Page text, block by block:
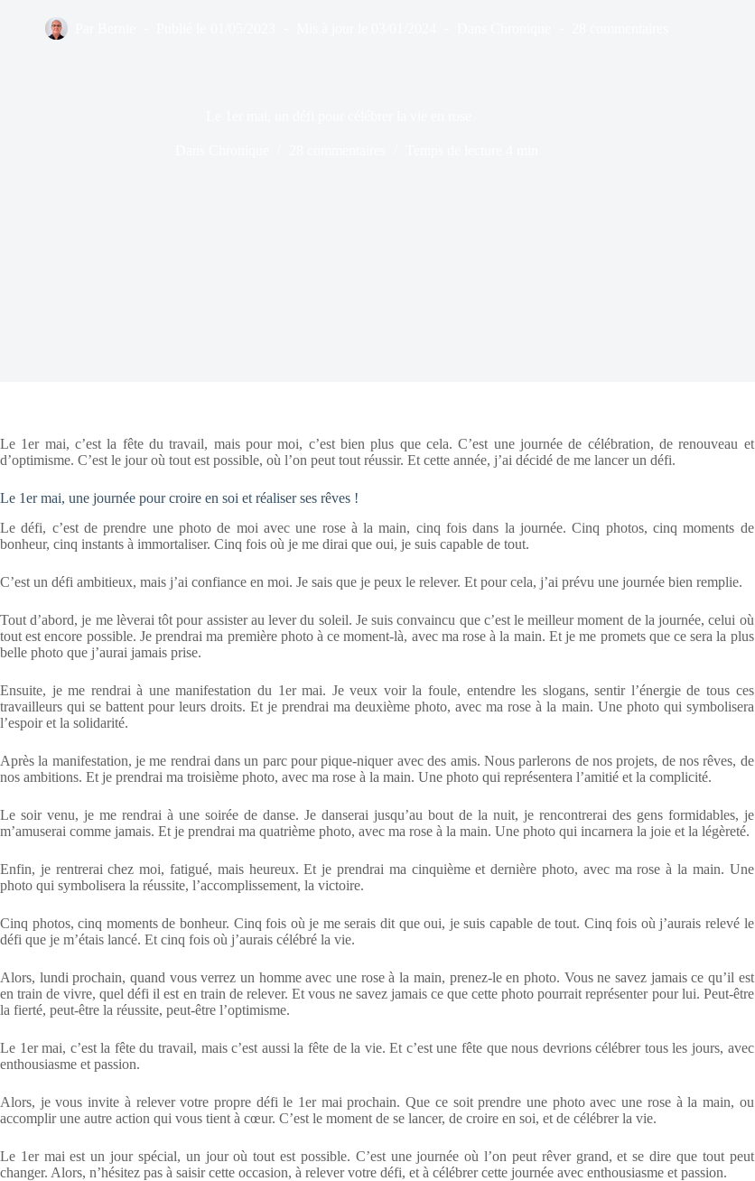
Le 1er mai, c’est la fête du travail, mais pour moi, c’est bien plus que cela. C’est une journée de célébration, de renouveau et
d’optimisme. C’est le jour où tout est possible, où l’on peut tout réussir. Et cette année, j’ai décidé de me lancer un défi.
Le 1er mai, une journée pour croire en soi et réaliser ses rêves !
Le défi, c’est de prendre une photo de moi avec une rose à la main, cinq fois dans la journée. Cinq photos, cinq moments de
bonheur, cinq instants à immortaliser. Cinq fois où je me dirai que oui, je suis capable de tout.
C’est un défi ambitieux, mais j’ai confiance en moi. Je sais que je peux le relever. Et pour cela, j’ai prévu une journée bien remplie.
Tout d’abord, je me lèverai tôt pour assister au lever du soleil. Je suis convaincu que c’est le meilleur moment de la journée, celui où
tout est encore possible. Je prendrai ma première photo à ce moment-là, avec ma rose à la main. Et je me promets que ce sera la plus
belle photo que j’aurai jamais prise.
Ensuite, je me rendrai à une manifestation du 1er mai. Je veux voir la foule, entendre les slogans, sentir l’énergie de tous ces
travailleurs qui se battent pour leurs droits. Et je prendrai ma deuxième photo, avec ma rose à la main. Une photo qui symbolisera
l’espoir et la solidarité.
Après la manifestation, je me rendrai dans un parc pour pique-niquer avec des amis. Nous parlerons de nos projets, de nos rêves, de
nos ambitions. Et je prendrai ma troisième photo, avec ma rose à la main. Une photo qui représentera l’amitié et la complicité.
Le soir venu, je me rendrai à une soirée de danse. Je danserai jusqu’au bout de la nuit, je rencontrerai des gens formidables, je
m’amuserai comme jamais. Et je prendrai ma quatrième photo, avec ma rose à la main. Une photo qui incarnera la joie et la légèreté.
Enfin, je rentrerai chez moi, fatigué, mais heureux. Et je prendrai ma cinquième et dernière photo, avec ma rose à la main. Une
photo qui symbolisera la réussite, l’accomplissement, la victoire.
Cinq photos, cinq moments de bonheur. Cinq fois où je me serais dit que oui, je suis capable de tout. Cinq fois où j’aurais relevé le
défi que je m’étais lancé. Et cinq fois où j’aurais célébré la vie.
Alors, lundi prochain, quand vous verrez un homme avec une rose à la main, prenez-le en photo. Vous ne savez jamais ce qu’il est
en train de vivre, quel défi il est en train de relever. Et vous ne savez jamais ce que cette photo pourrait représenter pour lui. Peut-être
la fierté, peut-être la réussite, peut-être l’optimisme.
Le 1er mai, c’est la fête du travail, mais c’est aussi la fête de la vie. Et c’est une fête que nous devrions célébrer tous les jours, avec
enthousiasme et passion.
Alors, je vous invite à relever votre propre défi le 1er mai prochain. Que ce soit prendre une photo avec une rose à la main, ou
accomplir une autre action qui vous tient à cœur. C’est le moment de se lancer, de croire en soi, et de célébrer la vie.
Le 1er mai est un jour spécial, un jour où tout est possible. C’est une journée où l’on peut rêver grand, et se dire que tout peut
changer. Alors, n’hésitez pas à saisir cette occasion, à relever votre défi, et à célébrer cette journée avec enthousiasme et passion.